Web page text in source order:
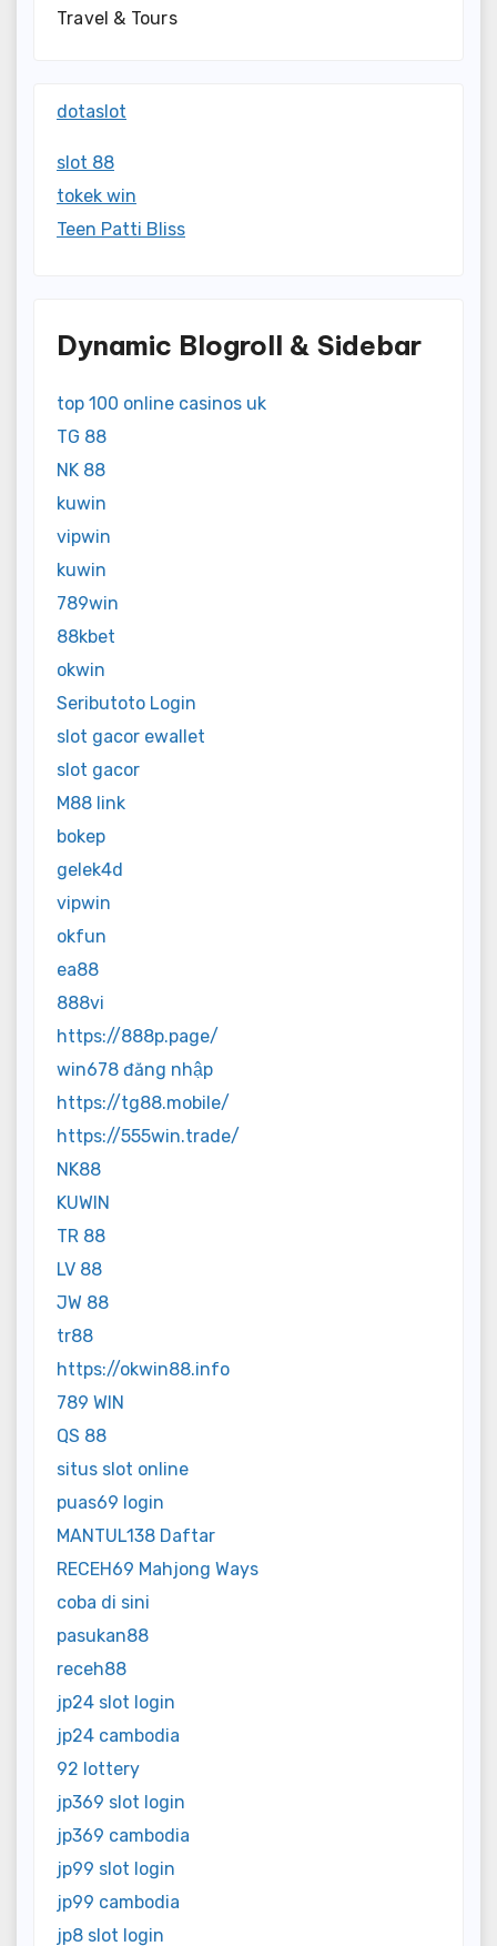
Travel & Tours
dotaslot
slot 88
tokek win
Teen Patti Bliss
Dynamic Blogroll & Sidebar
top 100 online casinos uk
TG 88
NK 88
kuwin
vipwin
kuwin
789win
88kbet
okwin
Seributoto Login
slot gacor ewallet
slot gacor
M88 link
bokep
gelek4d
vipwin
okfun
ea88
888vi
https://888p.page/
win678 đăng nhập
https://tg88.mobile/
https://555win.trade/
NK88
KUWIN
TR 88
LV 88
JW 88
tr88
https://okwin88.info
789 WIN
QS 88
situs slot online
puas69 login
MANTUL138 Daftar
RECEH69 Mahjong Ways
coba di sini
pasukan88
receh88
jp24 slot login
jp24 cambodia
92 lottery
jp369 slot login
jp369 cambodia
jp99 slot login
jp99 cambodia
jp8 slot login